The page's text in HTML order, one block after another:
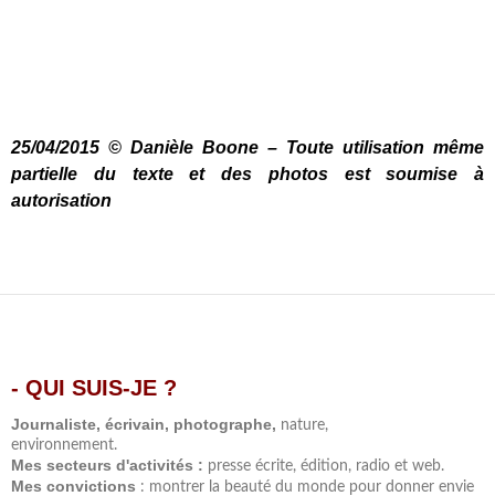
25/04/2015 © Danièle Boone – Toute utilisation même
partielle du texte et des photos est soumise à
autorisation
- QUI SUIS-JE ?
Journaliste, écrivain, photographe, nature,
environnement.
Mes secteurs d'activités : presse écrite, édition, radio et web.
Mes convictions : montrer la beauté du monde pour donner envie